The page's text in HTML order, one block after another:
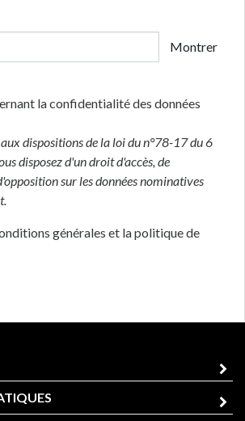
Montrer
la confidentialité des données
dispositions de la loi du n°78-17 du 6
disposez d'un droit d'accès, de
sur les données nominatives
générales et la politique de